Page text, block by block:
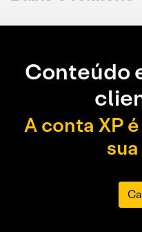
Conteúdo
A conta XP